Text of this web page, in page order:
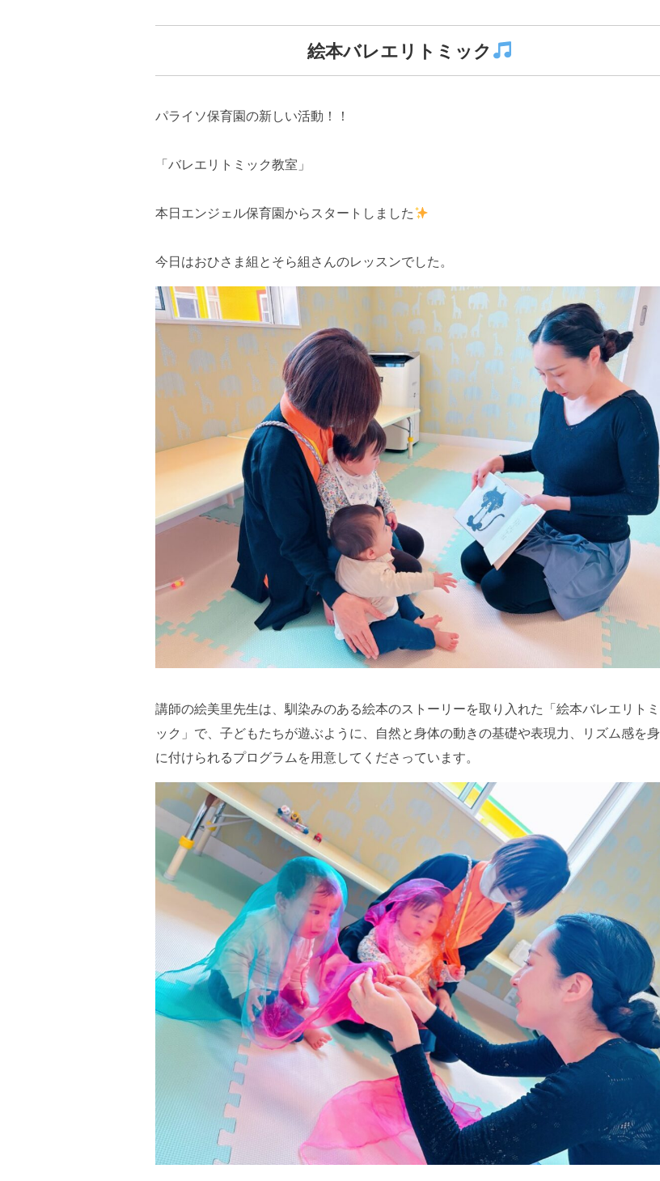
絵本バレエリトミック
パライソ保育園の新しい活動！！
「バレエリトミック教室」
本日エンジェル保育園からスタートしました
今日はおひさま組とそら組さんのレッスンでした。
講師の絵美里先生は、馴染みのある絵本のストーリーを取り入れた「絵本バレエリトミ
ック」で、子どもたちが遊ぶように、自然と身体の動きの基礎や表現力、リズム感を身
に付けられるプログラムを用意してくださっています。